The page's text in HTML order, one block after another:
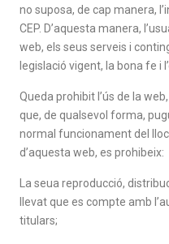
no suposa, de cap manera,
CEP. D’aquesta manera,
web, els seus serveis i
legislació vigent, la bona fe i
Queda prohibit l’ús de la
que, de qualsevol forma,
normal funcionament del
d’aquesta web, es prohibeix:
La seua reproducció,
llevat que es compte amb
titulars;